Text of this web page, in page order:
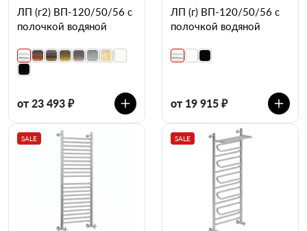
ЛП (г2) ВП-120/50/56 с
полочкой водяной
от 23 493 ₽
ЛП (г) ВП-120/50/56 с
полочкой водяной
от 19 915 ₽
SALE SALE